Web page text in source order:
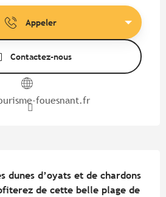
Appeler
Contactez-nous
fouesnant.fr
dunes d’oyats et de chardons
de cette belle plage de